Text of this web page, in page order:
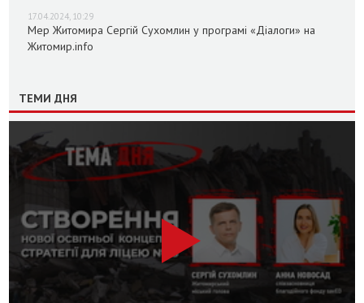
17.04.2024, 10:29
Мер Житомира Сергій Сухомлин у програмі «Діалоги» на
Житомир.info
ТЕМИ ДНЯ